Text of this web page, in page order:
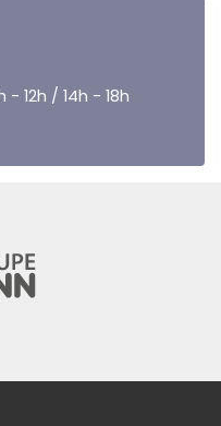
12h / 14h - 18h